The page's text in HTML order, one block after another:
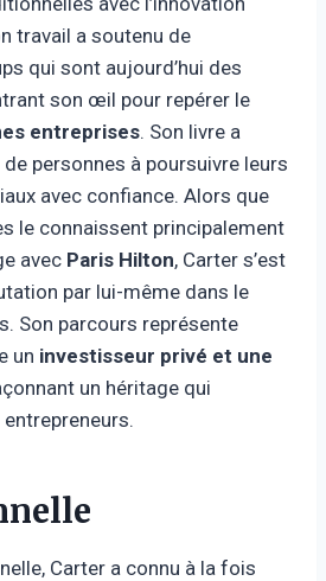
travail a soutenu de
qui sont aujourd’hui des
son œil pour repérer le
entreprises. Son livre a
personnes à poursuivre leurs
avec confiance. Alors que
le connaissent principalement
avec Paris Hilton, Carter s’est
par lui-même dans le
Son parcours représente
un investisseur privé et une
un héritage qui
Carter a connu à la fois